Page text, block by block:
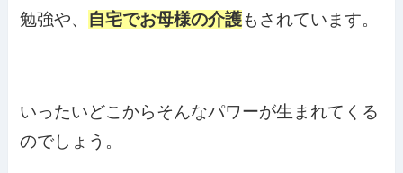
勉強や、 自宅でお母様の介護もされています。
いったいどこからそんなパワーが生まれてくる
のでしょう。